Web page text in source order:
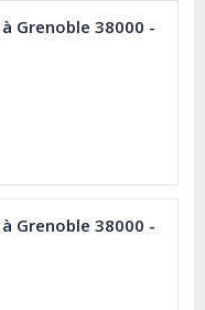
Grenoble 38000 -
Grenoble 38000 -